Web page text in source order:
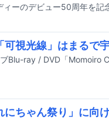
視光線」はまるで
にちゃん祭り」に